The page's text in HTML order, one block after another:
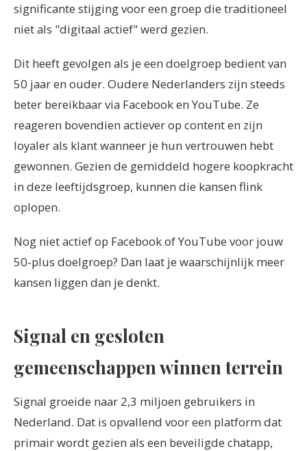
significante stijging voor een groep die traditioneel
niet als "digitaal actief" werd gezien.
Dit heeft gevolgen als je een doelgroep bedient van
50 jaar en ouder. Oudere Nederlanders zijn steeds
beter bereikbaar via Facebook en YouTube. Ze
reageren bovendien actiever op content en zijn
loyaler als klant wanneer je hun vertrouwen hebt
gewonnen. Gezien de gemiddeld hogere koopkracht
in deze leeftijdsgroep, kunnen die kansen flink
oplopen.
Nog niet actief op Facebook of YouTube voor jouw
50-plus doelgroep? Dan laat je waarschijnlijk meer
kansen liggen dan je denkt.
Signal en gesloten
gemeenschappen winnen terrein
Signal groeide naar 2,3 miljoen gebruikers in
Nederland. Dat is opvallend voor een platform dat
primair wordt gezien als een beveiligde chatapp,